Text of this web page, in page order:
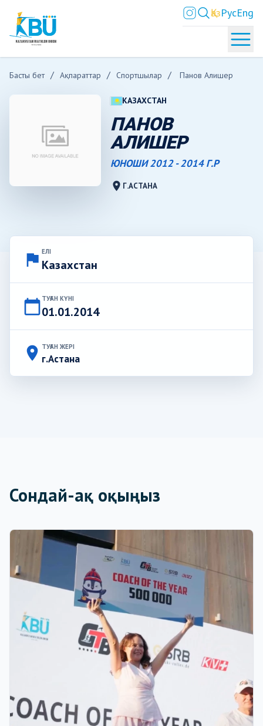
ҚазРусEng
Басты бет Ақпараттар Спортшылар Панов Алишер
КАЗАХСТАН
ПАНОВ
АЛИШЕР
ЮНОШИ 2012 - 2014 Г.Р
location_on Г.АСТАНА
flag ЕЛІ
Казахстан
calendar_today ТУҒАН КҮНІ
01.01.2014
place ТУҒАН ЖЕРІ
г.Астана
Сондай-ақ оқыңыз